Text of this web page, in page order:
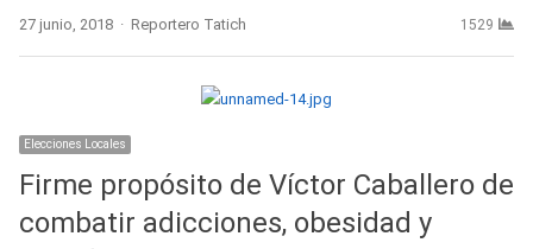
27 junio, 2018 Author
Reportero Tatich 1529
Elecciones Locales
Firme propósito de Víctor Caballero de
combatir adicciones, obesidad y